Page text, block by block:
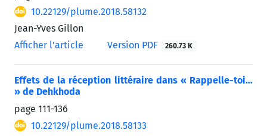
10.22129/plume.2018.58132
Jean-Yves Gillon
Afficher l’article
Version PDF 260.73 K
Effets de la réception littéraire dans « Rappelle-toi…
» de Dehkhoda
page 111-136
10.22129/plume.2018.58133